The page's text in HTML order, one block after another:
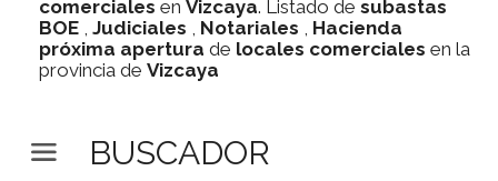
comerciales en Vizcaya. Listado de subastas
BOE , Judiciales , Notariales , Hacienda
próxima apertura de locales comerciales en la
provincia de Vizcaya
BUSCADOR